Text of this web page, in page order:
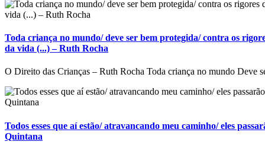
Toda criança no mundo/ deve ser bem protegida/ contra os
da vida (...) – Ruth Rocha
O Direito das Crianças – Ruth Rocha Toda criança no mundo Deve
Todos esses que aí estão/ atravancando meu caminho/ eles
Quintana